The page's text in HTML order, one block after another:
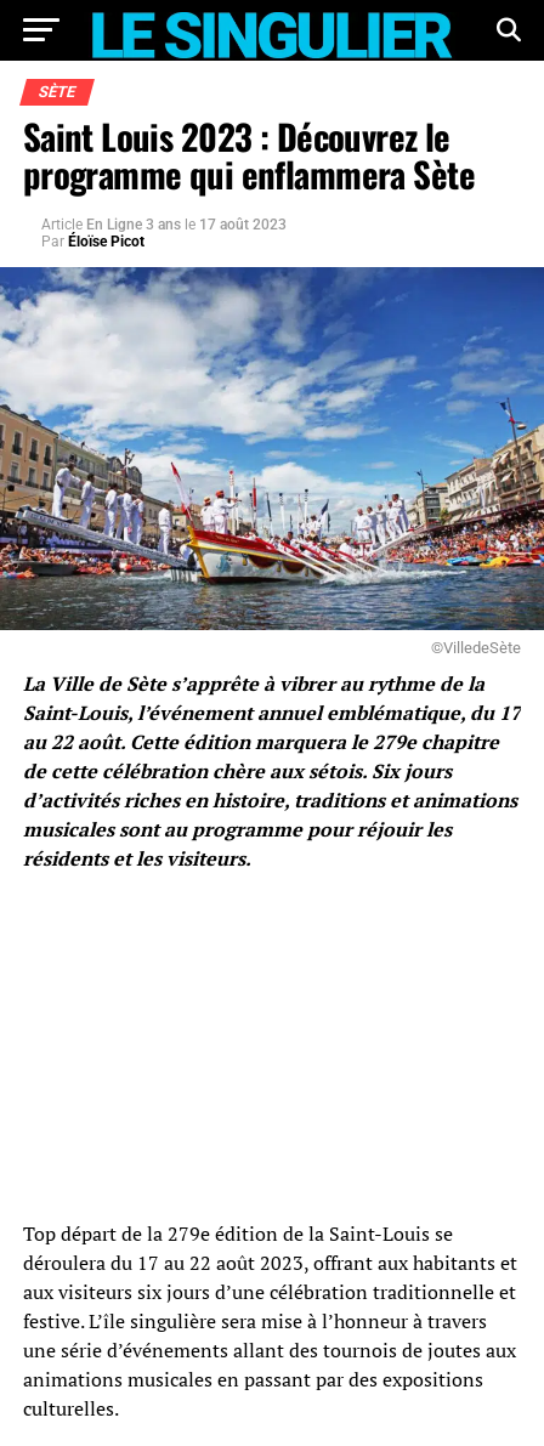
SÈTE
Saint Louis 2023 : Découvrez le
programme qui enflammera Sète
Article En Ligne 3 ans le 17 août 2023
Par Éloïse Picot
©VilledeSète
La Ville de Sète s’apprête à vibrer au rythme de la
Saint-Louis, l’événement annuel emblématique, du 17
au 22 août. Cette édition marquera le 279e chapitre
de cette célébration chère aux sétois. Six jours
d’activités riches en histoire, traditions et animations
musicales sont au programme pour réjouir les
résidents et les visiteurs.
Top départ de la 279e édition de la Saint-Louis se
déroulera du 17 au 22 août 2023, offrant aux habitants et
aux visiteurs six jours d’une célébration traditionnelle et
festive. L’île singulière sera mise à l’honneur à travers
une série d’événements allant des tournois de joutes aux
animations musicales en passant par des expositions
culturelles.